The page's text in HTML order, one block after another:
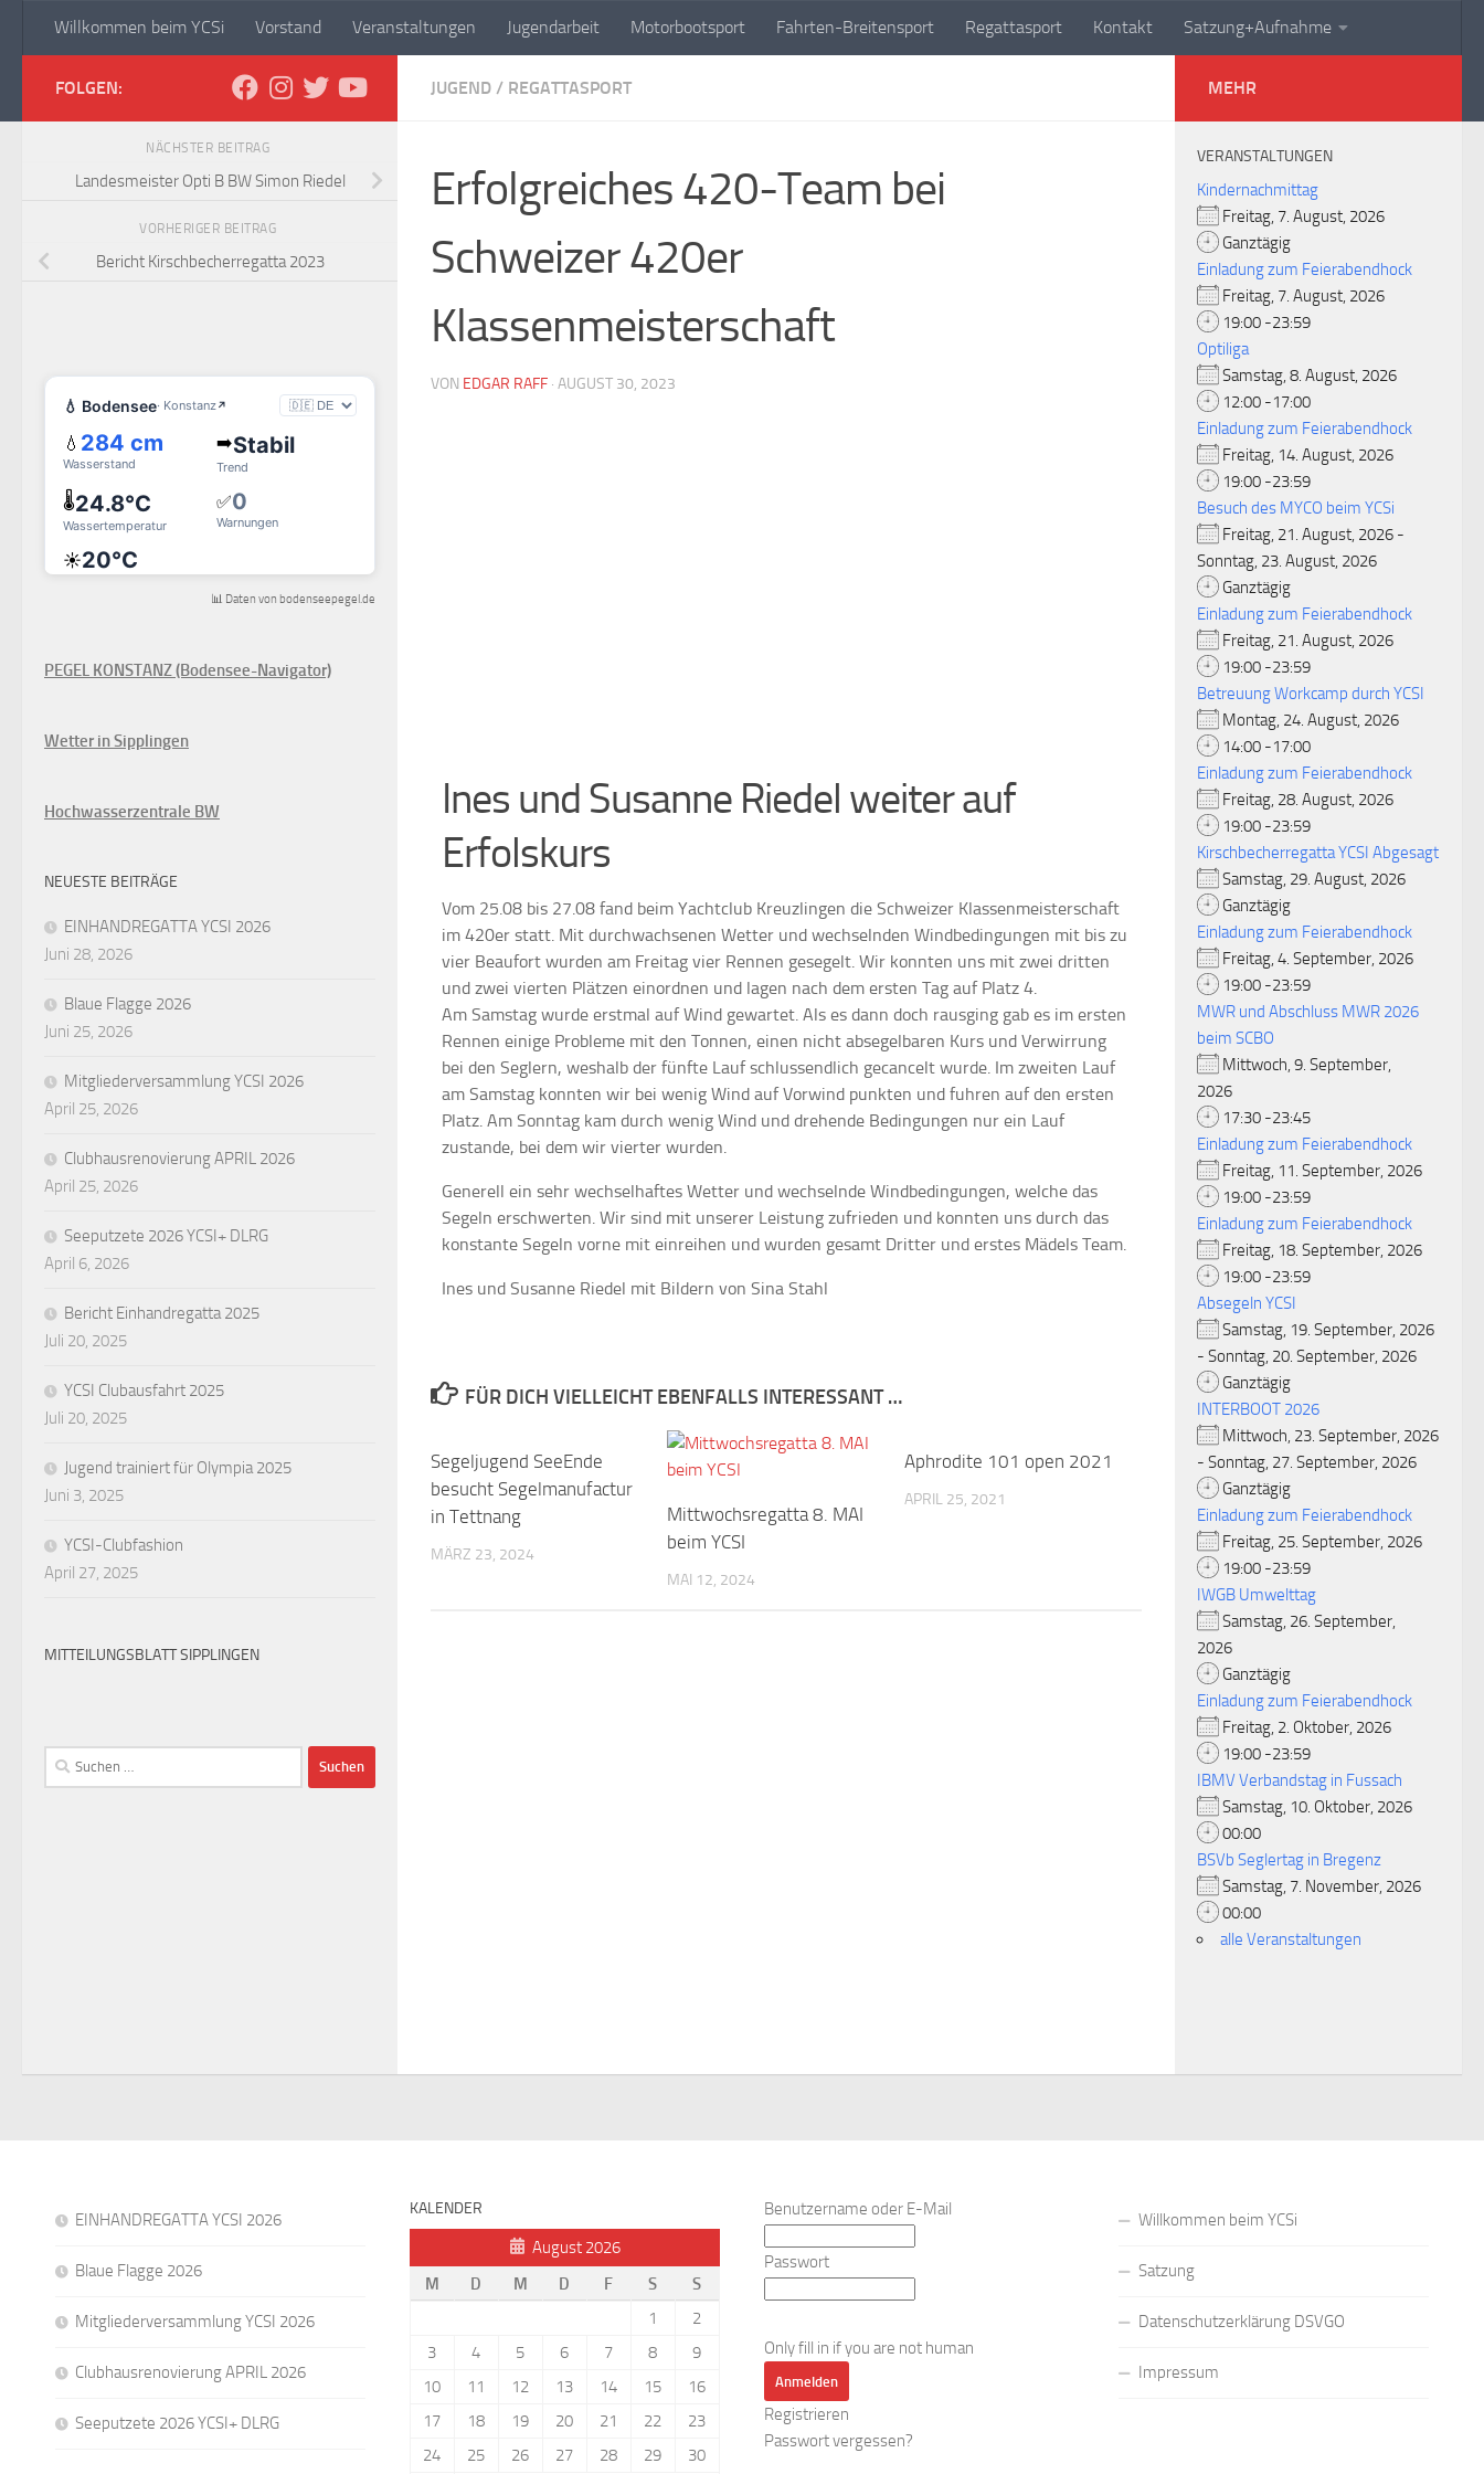
Zum Inhalt springen
Yachtclub Sipplingen
Willkommen beim YCSi Vorstand Veranstaltungen Jugendarbeit Motorbootsport Fahrten-Breitensport Regattasport Kontakt Satzung+Aufnahme
JUGEND / REGATTASPORT
Erfolgreiches 420-Team bei
Schweizer 420er
Klassenmeisterschaft
VON EDGAR RAFF · AUGUST 30, 2023
Ines und Susanne Riedel weiter auf
Erfolskurs
Vom 25.08 bis 27.08 fand beim Yachtclub Kreuzlingen die Schweizer Klassenmeisterschaft
im 420er statt. Mit durchwachsenen Wetter und wechselnden Windbedingungen mit bis zu
vier Beaufort wurden am Freitag vier Rennen gesegelt. Wir konnten uns mit zwei dritten
und zwei vierten Plätzen einordnen und lagen nach dem ersten Tag auf Platz 4.
Am Samstag wurde erstmal auf Wind gewartet. Als es dann doch rausging gab es im ersten
Rennen einige Probleme mit den Tonnen, einen nicht absegelbaren Kurs und Verwirrung
bei den Seglern, weshalb der fünfte Lauf schlussendlich gecancelt wurde. Im zweiten Lauf
am Samstag konnten wir bei wenig Wind auf Vorwind punkten und fuhren auf den ersten
Platz. Am Sonntag kam durch wenig Wind und drehende Bedingungen nur ein Lauf
zustande, bei dem wir vierter wurden.
Generell ein sehr wechselhaftes Wetter und wechselnde Windbedingungen, welche das
Segeln erschwerten. Wir sind mit unserer Leistung zufrieden und konnten uns durch das
konstante Segeln vorne mit einreihen und wurden gesamt Dritter und erstes Mädels Team.
Ines und Susanne Riedel mit Bildern von Sina Stahl
FÜR DICH VIELLEICHT EBENFALLS INTERESSANT …
Segeljugend SeeEnde
besucht Segelmanufactur
in Tettnang
MÄRZ 23, 2024
Mittwochsregatta 8. MAI
beim YCSI
MAI 12, 2024
Aphrodite 101 open 2021
APRIL 25, 2021
FOLGEN:
NÄCHSTER BEITRAG
Landesmeister Opti B BW Simon Riedel
VORHERIGER BEITRAG
Bericht Kirschbecherregatta 2023
📊 Daten von bodenseepegel.de
PEGEL KONSTANZ (Bodensee-Navigator)
Wetter in Sipplingen
Hochwasserzentrale BW
NEUESTE BEITRÄGE
EINHANDREGATTA YCSI 2026
Juni 28, 2026
Blaue Flagge 2026
Juni 25, 2026
Mitgliederversammlung YCSI 2026
April 25, 2026
Clubhausrenovierung APRIL 2026
April 25, 2026
Seeputzete 2026 YCSI+ DLRG
April 6, 2026
Bericht Einhandregatta 2025
Juli 20, 2025
YCSI Clubausfahrt 2025
Juli 20, 2025
Jugend trainiert für Olympia 2025
Juni 3, 2025
YCSI-Clubfashion
April 27, 2025
MITTEILUNGSBLATT SIPPLINGEN
Suchen
nach:
MEHR
VERANSTALTUNGEN
Kindernachmittag
Freitag, 7. August, 2026
Ganztägig
Einladung zum Feierabendhock
Freitag, 7. August, 2026
19:00 -23:59
Optiliga
Samstag, 8. August, 2026
12:00 -17:00
Einladung zum Feierabendhock
Freitag, 14. August, 2026
19:00 -23:59
Besuch des MYCO beim YCSi
Freitag, 21. August, 2026 -
Sonntag, 23. August, 2026
Ganztägig
Einladung zum Feierabendhock
Freitag, 21. August, 2026
19:00 -23:59
Betreuung Workcamp durch YCSI
Montag, 24. August, 2026
14:00 -17:00
Einladung zum Feierabendhock
Freitag, 28. August, 2026
19:00 -23:59
Kirschbecherregatta YCSI Abgesagt
Samstag, 29. August, 2026
Ganztägig
Einladung zum Feierabendhock
Freitag, 4. September, 2026
19:00 -23:59
MWR und Abschluss MWR 2026
beim SCBO
Mittwoch, 9. September,
2026
17:30 -23:45
Einladung zum Feierabendhock
Freitag, 11. September, 2026
19:00 -23:59
Einladung zum Feierabendhock
Freitag, 18. September, 2026
19:00 -23:59
Absegeln YCSI
Samstag, 19. September, 2026
- Sonntag, 20. September, 2026
Ganztägig
INTERBOOT 2026
Mittwoch, 23. September, 2026
- Sonntag, 27. September, 2026
Ganztägig
Einladung zum Feierabendhock
Freitag, 25. September, 2026
19:00 -23:59
IWGB Umwelttag
Samstag, 26. September,
2026
Ganztägig
Einladung zum Feierabendhock
Freitag, 2. Oktober, 2026
19:00 -23:59
IBMV Verbandstag in Fussach
Samstag, 10. Oktober, 2026
00:00
BSVb Seglertag in Bregenz
Samstag, 7. November, 2026
00:00
alle Veranstaltungen
EINHANDREGATTA YCSI 2026
Blaue Flagge 2026
Mitgliederversammlung YCSI 2026
Clubhausrenovierung APRIL 2026
Seeputzete 2026 YCSI+ DLRG
KALENDER
August 2026
M
D M D F S
S
1
2
3
4 5 6 7 8
9
10
11 12 13 14 15
16
17
18 19 20 21 22
23
24
25 26 27 28 29 30
Benutzername oder E-Mail
Passwort
Only fill in if you are not human
Registrieren
Passwort vergessen?
Willkommen beim YCSi
Satzung
Datenschutzerklärung DSVGO
Impressum